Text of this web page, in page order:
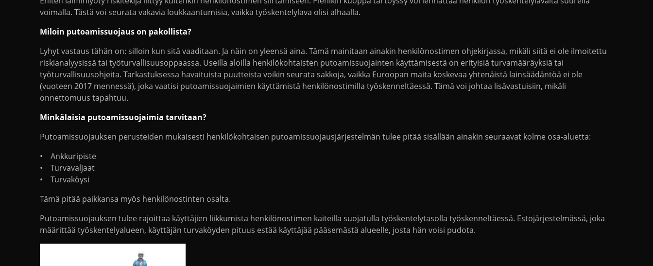
voimalla. Tästä voi seurata vakavia loukkaantumisia, vaikka työskentelylava olisi alhaalla.
Miloin putoamissuojaus on pakollista?
Lyhyt vastaus tähän on: silloin kun sitä vaaditaan. Ja näin on yleensä aina. Tämä mainitaan ainakin henkilönostimen ohjekirjassa, mikäli siitä ei ole ilmoitettu
riskianalyysissä tai työturvallisuusoppaassa. Useilla aloilla henkilökohtaisten putoamissuojainten käyttämisestä on erityisiä turvamääräyksiä tai
työturvallisuusohjeita. Tarkastuksessa havaituista puutteista voikin seurata sakkoja, vaikka Euroopan maita koskevaa yhtenäistä lainsäädäntöä ei ole
(vuoteen 2017 mennessä), joka vaatisi putoamissuojaimien käyttämistä henkilönostimilla työskenneltäessä. Tämä voi johtaa lisävastuisiin, mikäli
onnettomuus tapahtuu.
Minkälaisia putoamissuojaimia tarvitaan?
Putoamissuojauksen perusteiden mukaisesti henkilökohtaisen putoamissuojausjärjestelmän tulee pitää sisällään ainakin seuraavat kolme osa-aluetta:
• Ankkuripiste
• Turvavaljaat
• Turvaköysi
Tämä pitää paikkansa myös henkilönostinten osalta.
Putoamissuojauksen tulee rajoittaa käyttäjien liikkumista henkilönostimen kaiteilla suojatulla työskentelytasolla työskenneltäessä. Estojärjestelmässä, joka
määrittää työskentelyalueen, käyttäjän turvaköyden pituus estää käyttäjää pääsemästä alueelle, josta hän voisi pudota.